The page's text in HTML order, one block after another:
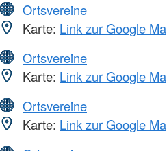
Ortsvereine
Karte: Link zur Google
Ortsvereine
Karte: Link zur Google
Ortsvereine
Karte: Link zur Google